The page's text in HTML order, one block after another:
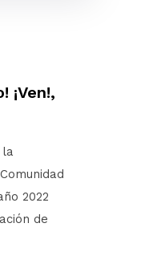
¡Ven!,
la
2022
de